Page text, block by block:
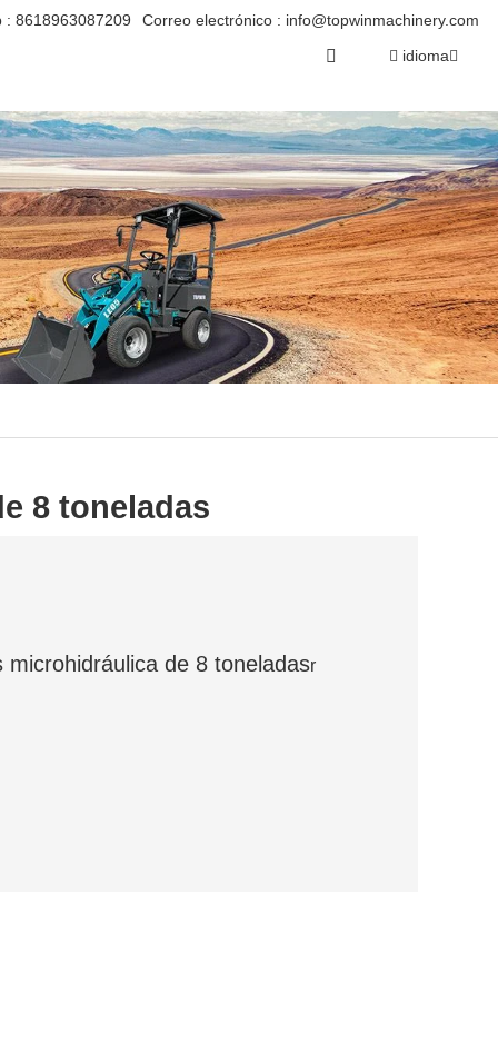
: 8618963087209 Correo electrónico : info@topwinmachinery.com
idioma
8 toneladas
de 8 toneladasr